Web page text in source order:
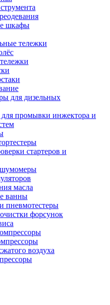
шкафы
тележки
для дизельных
промывки инжектора и
стартеров и
масла
ванны
пневмотестеры
форсунок
воздуха